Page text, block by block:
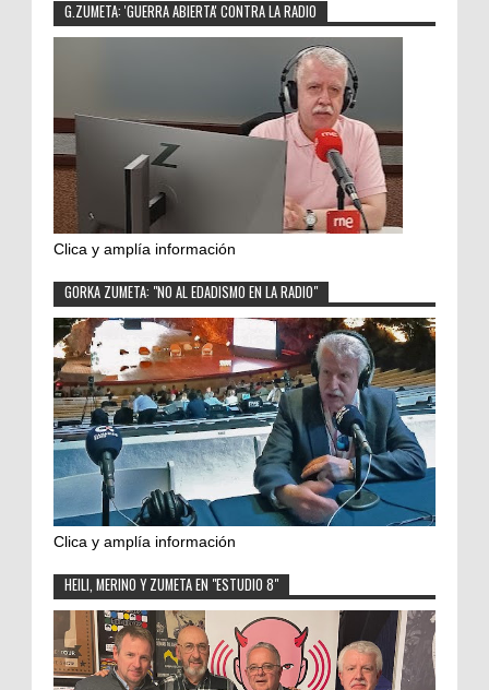
G.ZUMETA: 'GUERRA ABIERTA' CONTRA LA RADIO
Clica y amplía información
GORKA ZUMETA: "NO AL EDADISMO EN LA RADIO"
Clica y amplía información
HEILI, MERINO Y ZUMETA EN "ESTUDIO 8"